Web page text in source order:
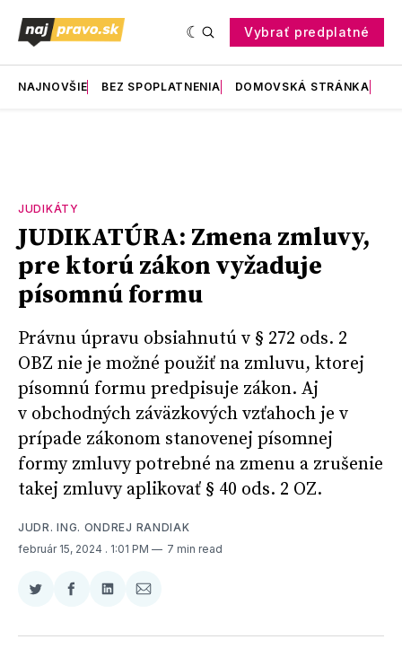
Vybrať predplatné
NAJNOVŠIE BEZ SPOPLATNENIA DOMOVSKÁ STRÁNKA
JUDIKÁTY
JUDIKATÚRA: Zmena zmluvy,
pre ktorú zákon vyžaduje
písomnú formu
Právnu úpravu obsiahnutú v § 272 ods. 2
OBZ nie je možné použiť na zmluvu, ktorej
písomnú formu predpisuje zákon. Aj
v obchodných záväzkových vzťahoch je v
prípade zákonom stanovenej písomnej
formy zmluvy potrebné na zmenu a zrušenie
takej zmluvy aplikovať § 40 ods. 2 OZ.
JUDR. ING. ONDREJ RANDIAK
február 15, 2024 . 1:01 PM 7 min read
Zdieľať
Twitter
Zdieľať
Facebooku
Zdieľať
LinkedIne
Zdieľať
E-